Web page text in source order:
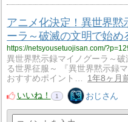
アニメ化決定！異世界黙
ーラ～破滅の文明で始め
https://netsyousetuojisan.com/
異世界黙示録マイノグーラ～破
る世界征服～ 『異世界黙示録マ
おすすめポイント…
1年8ヶ月
いいね！
1 おじさん